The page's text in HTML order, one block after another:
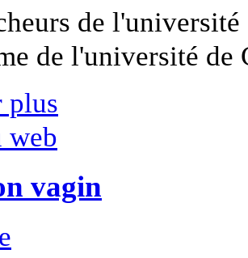
de
de l'université
plus
web
vagin